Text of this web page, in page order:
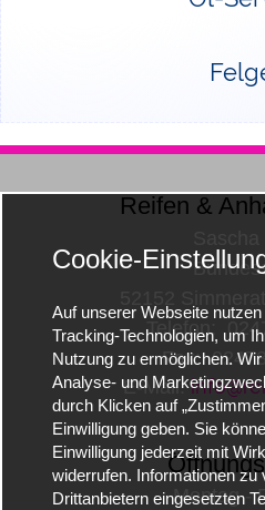
Reifen &
Telefon:
Fax:
E-Mail:
Montag -
Cookie-
Auf unserer Webseite
Tracking-Technologien, um
Nutzung zu ermöglichen.
Analyse- und
durch Klicken auf
Einwilligung geben. Sie
Einwilligung jederzeit mit
widerrufen. Informationen zu
Drittanbietern eingesetzten